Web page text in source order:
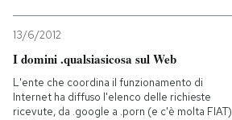
13/6/2012
I domini .qualsiasicosa sul Web
L'ente che coordina il funzionamento di
Internet ha diffuso l'elenco delle richieste
ricevute, da .google a .porn (e c'è molta FIAT)